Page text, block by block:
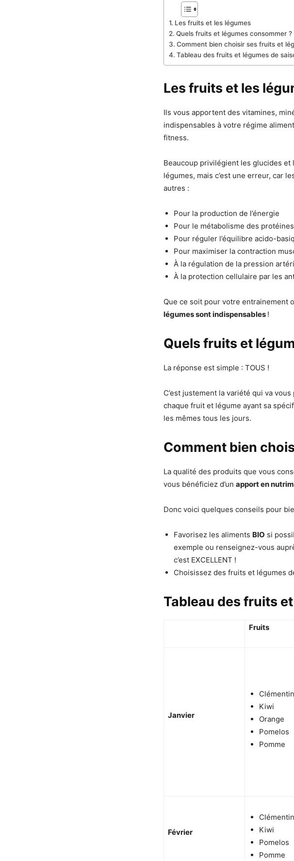
Les fruits et les légumes
Quels fruits et légumes consommer ?
Comment bien choisir ses fruits et
Tableau des fruits et légumes de
Les fruits et les
Ils vous apportent des vitamines,
indispensables à votre régime
fitness.
Beaucoup privilégient les glucides
légumes, mais c’est une erreur, car
autres :
Pour la production de l’énergie
Pour le métabolisme des
Pour réguler l’équilibre acido-
Pour maximiser la contraction
À la régulation de la pression
À la protection cellulaire par les
Que ce soit pour votre entrainement
légumes sont indispensables !
Quels fruits et
La réponse est simple : TOUS !
C’est justement la variété qui va
chaque fruit et légume ayant sa
les mêmes tous les jours.
Comment bien
La qualité des produits que vous
vous bénéficiez d’un apport en
Donc voici quelques conseils pour
Favorisez les aliments BIO si
exemple ou renseignez-vous
c’est EXCELLENT !
Choisissez des fruits et légumes
Tableau des fruits
Fruits
Janvier
Kiwi
Orange
Pomelos
Pomme
Février
Kiwi
Pomelos
Pomme